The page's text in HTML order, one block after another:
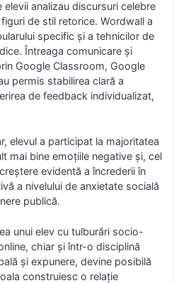
analizau discursuri celebre
de stil retorice. Wordwall a
specific și a tehnicilor de
Întreaga comunicare și
Google Classroom, Google
permis stabilirea clară a
de feedback individualizat,
elevul a participat la majoritatea
mai bine emoțiile negative și, cel
evidentă a încrederii în
a nivelului de anxietate socială
publică.
unui elev cu tulburări socio-
chiar și într-o disciplină
și expunere, devine posibilă
construiesc o relație